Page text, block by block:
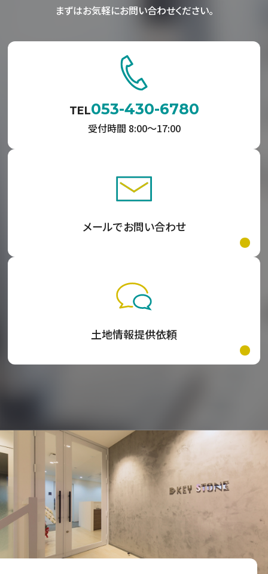
まずはお気軽にお問い合わせください。
TEL053-430-6780
受付時間 8:00〜17:00
メールでお問い合わせ
土地情報提供依頼